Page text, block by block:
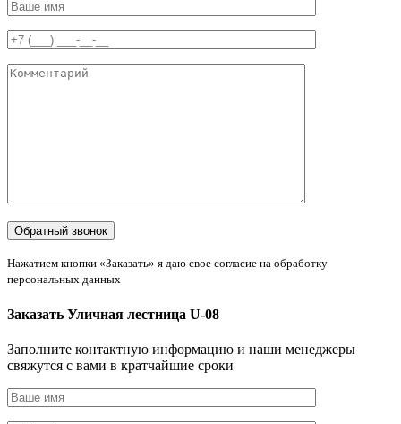
Нажатием кнопки «Заказать» я даю свое согласие на обработку
персональных данных
Заказать Уличная лестница U-08
Заполните контактную информацию и наши менеджеры
свяжутся с вами в кратчайшие сроки